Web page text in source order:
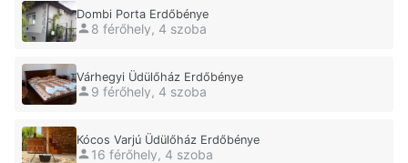
Dombi Porta Erdőbénye
8 férőhely, 4 szoba
Várhegyi Üdülőház Erdőbénye
9 férőhely, 4 szoba
Kócos Varjú Üdülőház Erdőbénye
16 férőhely, 4 szoba